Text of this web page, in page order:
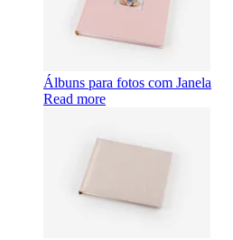
Álbuns para fotos com Janela
Read more